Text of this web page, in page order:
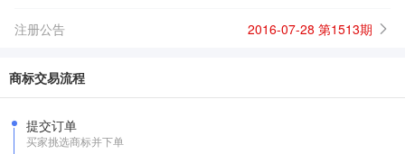
注册公告 2016-07-28 第1513期
商标交易流程
提交订单
买家挑选商标并下单